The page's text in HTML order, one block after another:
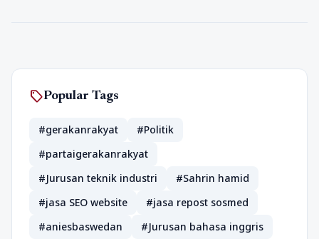
sellPopular Tags
#gerakanrakyat
#Politik
#partaigerakanrakyat
#Jurusan teknik industri
#Sahrin hamid
#jasa SEO website
#jasa repost sosmed
#aniesbaswedan
#Jurusan bahasa inggris